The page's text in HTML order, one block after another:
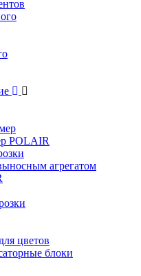
POLAIR
агрегатом
цветов
блоки